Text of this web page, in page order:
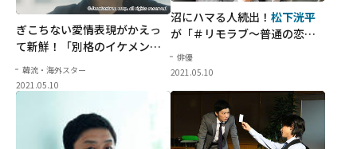
ぎこちない愛情表現がかえっ
て新鮮！「別格のイケメン」
と言わしめる
細さ
韓流・海外スター
2021.05.10
沼にハマる人続出！ 松下洸平
が「＃リモラブ～普通の恋は
邪道～」でその実力を証明
俳優
2021.05.10